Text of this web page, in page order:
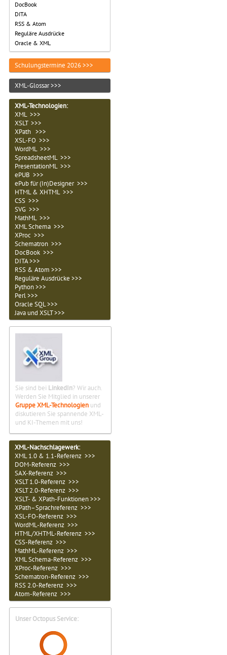
DocBook
DITA
RSS & Atom
Reguläre Ausdrücke
Oracle & XML
Schulungstermine 2026 >>>
XML-Glossar >>>
XML-Technologien:
XML >>>
XSLT >>>
XPath >>>
XSL-FO >>>
WordML >>>
SpreadsheetML >>>
PresentationML >>>
ePUB >>>
ePub für (In)Designer >>>
HTML & XHTML >>>
CSS >>>
SVG >>>
MathML >>>
XML Schema >>>
XProc >>>
Schematron >>>
DocBook >>>
DITA >>>
RSS & Atom >>>
Reguläre Ausdrücke >>>
Python >>>
Perl >>>
Oracle SQL >>>
Java und XSLT >>>
Sie sind bei LinkedIn? Wir auch.
Werden Sie Mitglied in unserer
Gruppe XML-Technologien und
diskutieren Sie spannende XML-
und KI-Themen mit uns!
XML-Nachschlagewerk:
XML 1.0 & 1.1-Referenz >>>
DOM-Referenz >>>
SAX-Referenz >>>
XSLT 1.0-Referenz >>>
XSLT 2.0-Referenz >>>
XSLT- & XPath-Funktionen >>>
XPath–Sprachreferenz >>>
XSL-FO-Referenz >>>
WordML-Referenz >>>
HTML/XHTML-Referenz >>>
CSS-Referenz >>>
MathML-Referenz >>>
XML Schema-Referenz >>>
XProc-Referenz >>>
Schematron-Referenz >>>
RSS 2.0-Referenz >>>
Atom-Referenz >>>
Unser Octopus Service: